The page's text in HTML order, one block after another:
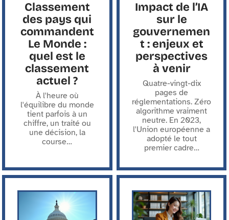
Classement
des pays qui
commandent
Le Monde :
quel est le
classement
actuel ?
À l'heure où
l'équilibre du monde
tient parfois à un
chiffre, un traité ou
une décision, la
course…
Impact de l’IA
sur le
gouvernemen
t : enjeux et
perspectives
à venir
Quatre-vingt-dix
pages de
réglementations. Zéro
algorithme vraiment
neutre. En 2023,
l'Union européenne a
adopté le tout
premier cadre…